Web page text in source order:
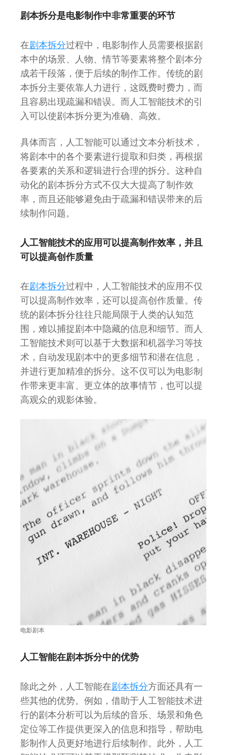
剧本拆分是电影制作中非常重要的环节
在剧本拆分过程中，电影制作人员需要根据剧
本中的场景、人物、情节等要素将整个剧本分
成若干段落，便于后续的制作工作。传统的剧
本拆分主要依靠人力进行，这既费时费力，而
且容易出现疏漏和错误。而人工智能技术的引
入可以使剧本拆分更为准确、高效。
具体而言，人工智能可以通过文本分析技术，
将剧本中的各个要素进行提取和归类，再根据
各要素的关系和逻辑进行合理的拆分。这种自
动化的剧本拆分方式不仅大大提高了制作效
率，而且还能够避免由于疏漏和错误带来的后
续制作问题。
人工智能技术的应用可以提高制作效率，并且
可以提高创作质量
在剧本拆分过程中，人工智能技术的应用不仅
可以提高制作效率，还可以提高创作质量。传
统的剧本拆分往往只能局限于人类的认知范
围，难以捕捉剧本中隐藏的信息和细节。而人
工智能技术则可以基于大数据和机器学习等技
术，自动发现剧本中的更多细节和潜在信息，
并进行更加精准的拆分。这不仅可以为电影制
作带来更丰富、更立体的故事情节，也可以提
高观众的观影体验。
电影剧本
人工智能在剧本拆分中的优势
除此之外，人工智能在剧本拆分方面还具有一
些其他的优势。例如，借助于人工智能技术进
行的剧本分析可以为后续的音乐、场景和角色
定位等工作提供更深入的信息和指导，帮助电
影制作人员更好地进行后续制作。此外，人工